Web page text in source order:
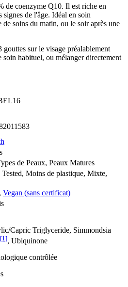
de coenzyme Q10. Il est riche en
signes de l'âge. Idéal en soin
soins du matin, ou le soir après une
sur le visage préalablement
habituel, ou mélanger directement
de Peaux, Peaux Matures
Moins de plastique, Mixte,
, Vegan (sans certificat)
Capric Triglyceride, Simmondsia
[1], Ubiquinone
contrôlée